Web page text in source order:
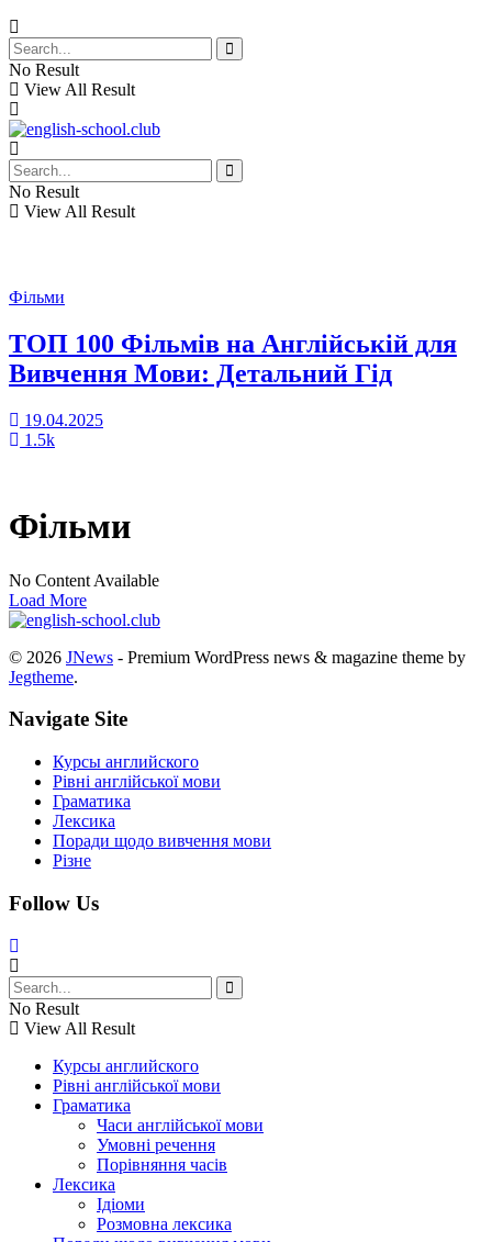
No Result
View All Result
No Result
View All Result
Фільми
ТОП 100 Фільмів на Англійській для
Вивчення Мови: Детальний Гід
19.04.2025
1.5k
Фільми
No Content Available
Load More
© 2026 JNews - Premium WordPress news & magazine theme by
Jegtheme.
Navigate Site
Курсы английского
Рівні англійської мови
Граматика
Лексика
Поради щодо вивчення мови
Різне
Follow Us
No Result
View All Result
Курсы английского
Рівні англійської мови
Граматика
Часи англійської мови
Умовні речення
Порівняння часів
Лексика
Ідіоми
Розмовна лексика